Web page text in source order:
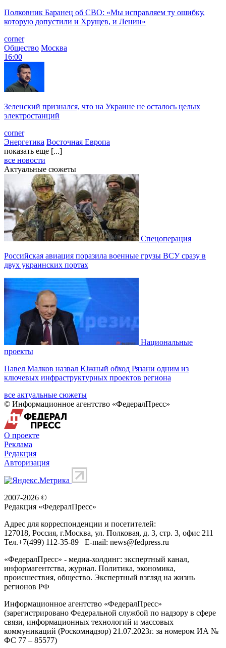
Полковник Баранец об СВО: «Мы исправляем ту ошибку,
которую допустили и Хрущев, и Ленин»
corner
Общество Москва
16:00
Зеленский признался, что на Украине не осталось целых
электростанций
corner
Энергетика Восточная Европа
показать еще [...]
все новости
Актуальные сюжеты
Спецоперация
Российская авиация поразила военные грузы ВСУ сразу в
двух украинских портах
Национальные
проекты
Павел Малков назвал Южный обход Рязани одним из
ключевых инфраструктурных проектов региона
все актуальные сюжеты
© Информационное агентство «ФедералПресс»
О проекте
Реклама
Редакция
Авторизация
2007-2026 ©
Редакция «ФедералПресс»
Адрес для корреспонденции и посетителей:
127018, Россия, г.Москва, ул. Полковая, д. 3, стр. 3, офис 211
Тел.+7(499) 112-35-89 E-mail: news@fedpress.ru
«ФедералПресс» - медиа-холдинг: экспертный канал,
информагентства, журнал. Политика, экономика,
происшествия, общество. Экспертный взгляд на жизнь
регионов РФ
Информационное агентство «ФедералПресс»
(зарегистрировано Федеральной службой по надзору в сфере
связи, информационных технологий и массовых
коммуникаций (Роскомнадзор) 21.07.2023г. за номером ИА №
ФС 77 – 85577)